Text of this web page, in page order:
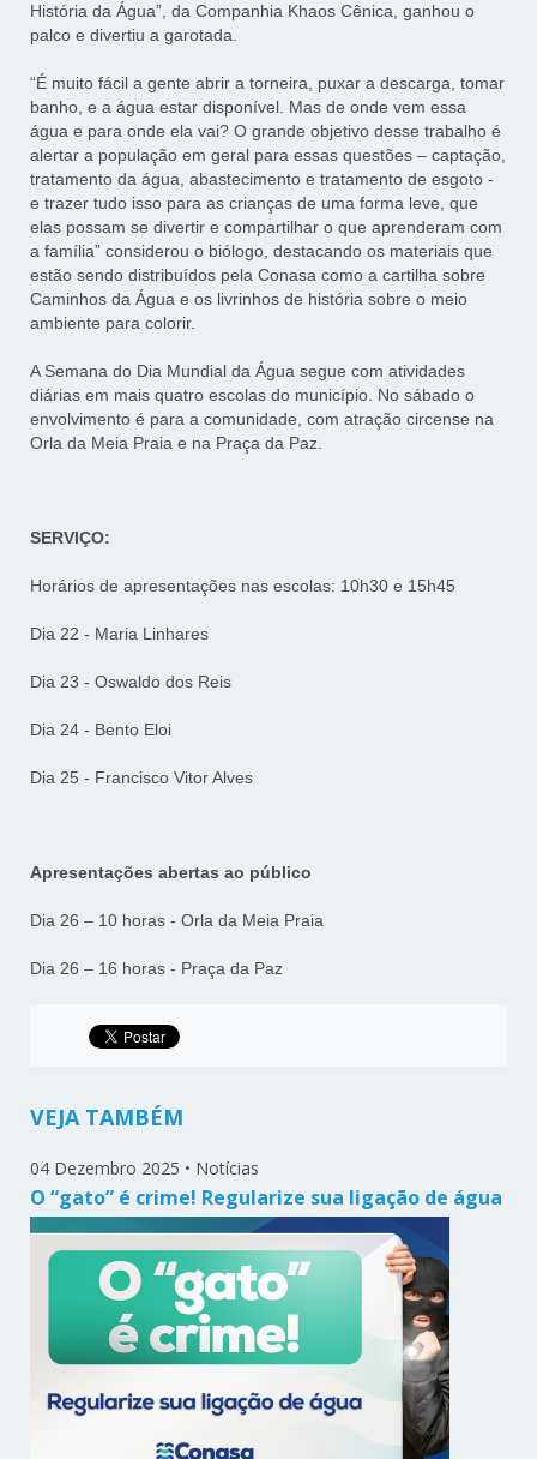
História da Água”, da Companhia Khaos Cênica, ganhou o
palco e divertiu a garotada.
“É muito fácil a gente abrir a torneira, puxar a descarga, tomar
banho, e a água estar disponível. Mas de onde vem essa
água e para onde ela vai? O grande objetivo desse trabalho é
alertar a população em geral para essas questões – captação,
tratamento da água, abastecimento e tratamento de esgoto -
e trazer tudo isso para as crianças de uma forma leve, que
elas possam se divertir e compartilhar o que aprenderam com
a família” considerou o biólogo, destacando os materiais que
estão sendo distribuídos pela Conasa como a cartilha sobre
Caminhos da Água e os livrinhos de história sobre o meio
ambiente para colorir.
A Semana do Dia Mundial da Água segue com atividades
diárias em mais quatro escolas do município. No sábado o
envolvimento é para a comunidade, com atração circense na
Orla da Meia Praia e na Praça da Paz.
SERVIÇO:
Horários de apresentações nas escolas: 10h30 e 15h45
Dia 22 - Maria Linhares
Dia 23 - Oswaldo dos Reis
Dia 24 - Bento Eloi
Dia 25 - Francisco Vitor Alves
Apresentações abertas ao público
Dia 26 – 10 horas - Orla da Meia Praia
Dia 26 – 16 horas - Praça da Paz
VEJA TAMBÉM
04 Dezembro 2025 • Notícias
O “gato” é crime! Regularize sua ligação de água